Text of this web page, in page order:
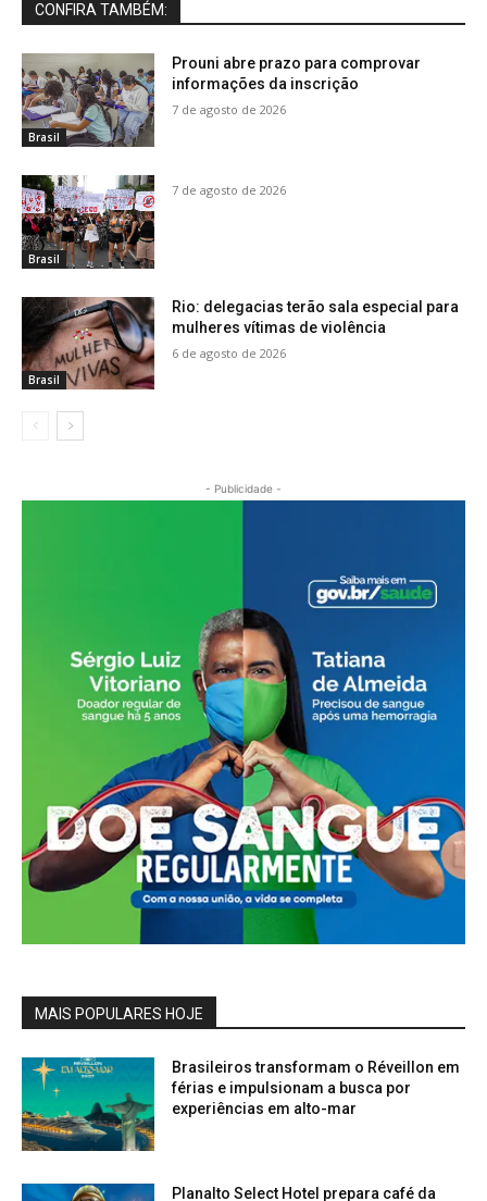
CONFIRA TAMBÉM:
Brasil
Prouni abre prazo para comprovar
informações da inscrição
7 de agosto de 2026
Brasil
7 de agosto de 2026
Brasil
Rio: delegacias terão sala especial para
mulheres vítimas de violência
6 de agosto de 2026
- Publicidade -
MAIS POPULARES HOJE
Brasileiros transformam o Réveillon em
férias e impulsionam a busca por
experiências em alto-mar
Planalto Select Hotel prepara café da